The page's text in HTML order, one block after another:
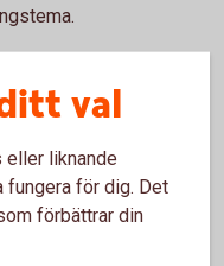
slår larm om
för regionen att
födda, säger Björn
har också medfört att
har minskat. Idag
val
eller liknande
för dig. Det
förbättrar din